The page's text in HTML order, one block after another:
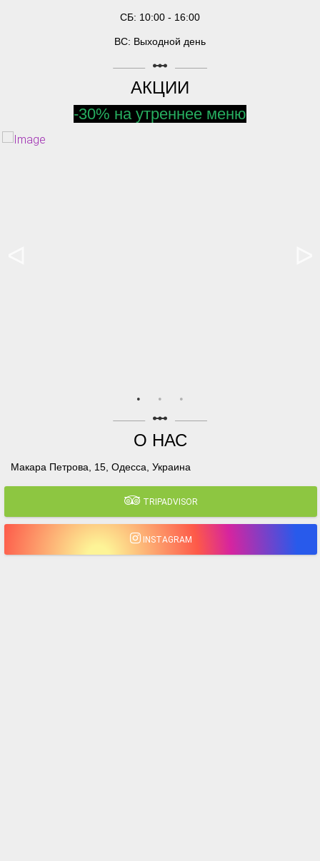
СБ: 10:00 - 16:00
ВС: Выходной день
linear_scale
АКЦИИ
-30% на утреннее меню
linear_scale
О НАС
Макара Петрова, 15, Одесса, Украина
TRIPADVISOR
INSTAGRAM